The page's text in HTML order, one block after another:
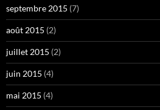
septembre 2015 (7)
août 2015 (2)
juillet 2015 (2)
juin 2015 (4)
mai 2015 (4)